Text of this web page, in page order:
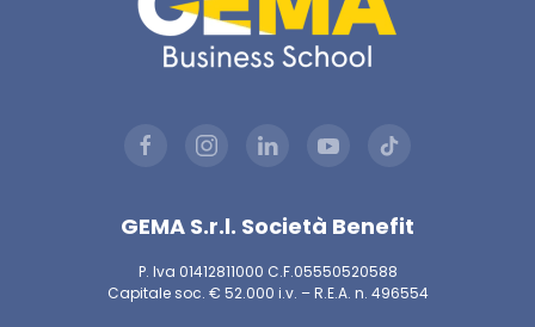
GEMA S.r.l. Società Benefit
P. Iva 01412811000 C.F.05550520588
Capitale soc. € 52.000 i.v. – R.E.A. n. 496554